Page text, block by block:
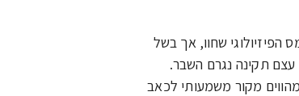
הפיזיולוגי שחוו, אך בשל
עצם תקינה נגרם השבר.
מקור משמעותי לכאב